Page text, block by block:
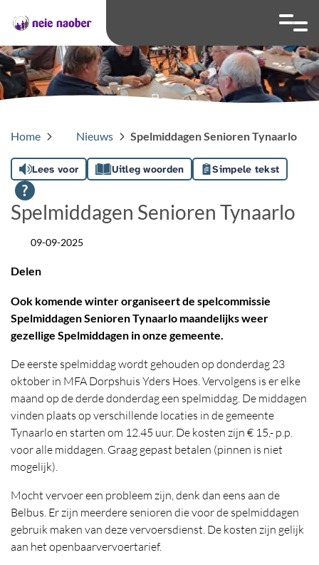
Hoog contrast
Ga naar
Home Nieuws Spelmiddagen Senioren Tynaarlo
Lees voor Uitleg woorden Simpele tekst
Spelmiddagen Senioren Tynaarlo
Datum
09-09-2025
Delen
Ook komende winter organiseert de spelcommissie
Spelmiddagen Senioren Tynaarlo maandelijks weer
gezellige Spelmiddagen in onze gemeente.
De eerste spelmiddag wordt gehouden op donderdag 23
oktober in MFA Dorpshuis Yders Hoes. Vervolgens is er elke
maand op de derde donderdag een spelmiddag. De middagen
vinden plaats op verschillende locaties in de gemeente
Tynaarlo en starten om 12.45 uur. De kosten zijn € 15,- p.p.
voor alle middagen. Graag gepast betalen (pinnen is niet
mogelijk).
Mocht vervoer een probleem zijn, denk dan eens aan de
Belbus. Er zijn meerdere senioren die voor de spelmiddagen
gebruik maken van deze vervoersdienst. De kosten zijn gelijk
aan het openbaarvervoertarief.